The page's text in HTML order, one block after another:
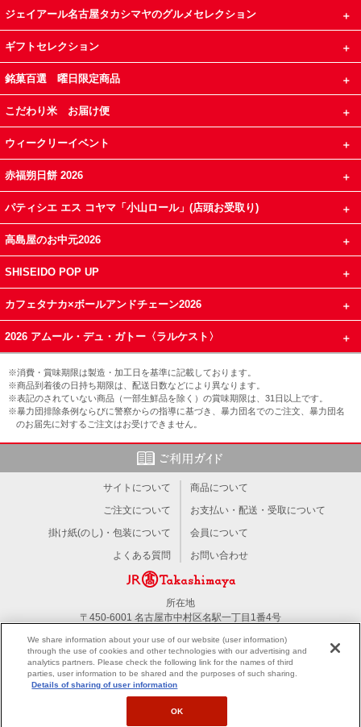
ジェイアール名古屋タカシマヤのグルメセレクション
ギフトセレクション
銘菓百選 曜日限定商品
こだわり米 お届け便
ウィークリーイベント
赤福朔日餅 2026
パティシエ エス コヤマ「小山ロール」(店頭お受取り)
高島屋のお中元2026
SHISEIDO POP UP
カフェタナカ×ボールアンドチェーン2026
2026 アムール・デュ・ガトー〈ラルケスト〉
※消費・賞味期限は製造・加工日を基準に記載しております。
※商品到着後の日持ち期限は、配送日数などにより異なります。
※表記のされていない商品（一部生鮮品を除く）の賞味期限は、31日以上です。
※暴力団排除条例ならびに警察からの指導に基づき、暴力団名でのご注文、暴力団名
のお届先に対するご注文はお受けできません。
サイトについて
商品について
ご注文について
お支払い・配送・受取について
掛け紙(のし)・包装について
会員について
よくある質問
お問い合わせ
所在地
〒450-6001 名古屋市中村区名駅一丁目1番4号
PC版を見る
All right reserved by JR Tokai Takashimaya Co,Ltd.
We share information about your use of our website (user information)
through the use of cookies and other technologies with our advertising and
analytics partners. Please check the following link for the names of third
parties, user information to be shared and the purposes of such sharing.
Details of sharing of user information
OK